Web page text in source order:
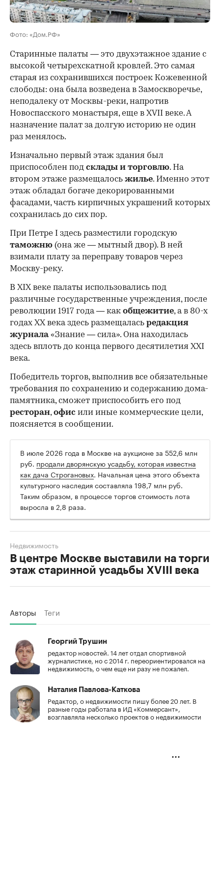
Фото: «Дом.РФ»
Старинные палаты — это двухэтажное здание с
высокой четырехскатной кровлей. Это самая
старая из сохранившихся построек Кожевенной
слободы: она была возведена в Замоскворечье,
неподалеку от Москвы-реки, напротив
Новоспасского монастыря, еще в XVII веке. А
назначение палат за долгую историю не один
раз менялось.
Изначально первый этаж здания был
приспособлен под склады и торговлю. На
втором этаже размещалось жилье. Именно этот
этаж обладал богаче декорированными
фасадами, часть кирпичных украшений которых
сохранилась до сих пор.
При Петре I здесь разместили городскую
таможню (она же — мытный двор). В ней
взимали плату за переправу товаров через
Москву-реку.
В XIX веке палаты использовались под
различные государственные учреждения, после
революции 1917 года — как общежитие, а в 80-х
годах XX века здесь размещалась редакция
журнала«Знание — сила». Она находилась
здесь вплоть до конца первого десятилетия XXI
века.
Победитель торгов, выполнив все обязательные
требования по сохранению и содержанию дома-
памятника, сможет приспособить его под
ресторан,офис или иные коммерческие цели,
поясняется в сообщении.
В июле 2026 года в Москве на аукционе за 552,6 млн
руб. продали дворянскую усадьбу, которая известна
как дача Строгановых. Начальная цена этого объекта
культурного наследия составляла 198,7 млн руб.
Таким образом, в процессе торгов стоимость лота
выросла в 2,8 раза.
В центре Москве выставили на торги
этаж старинной усадьбы XVIII века
Недвижимость
Авторы Теги
Георгий Трушин
редактор новостей. 14 лет отдал спортивной
журналистике, но с 2014 г. переориентировался на
недвижимость, о чем еще ни разу не пожалел.
Наталия Павлова-Каткова
Редактор, о недвижимости пишу более 20 лет. В
разные годы работала в ИД «Коммерсант»,
возглавляла несколько проектов о недвижимости